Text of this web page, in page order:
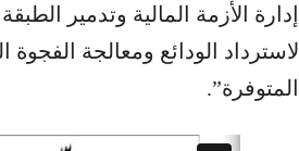
إدارة الأزمة المالية وتدمير
لاسترداد الودائع ومعالجة
المتوفرة”.